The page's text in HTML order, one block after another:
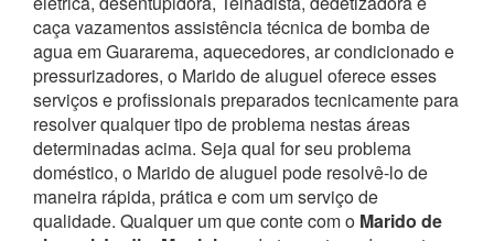
caça vazamentos assistência técnica de bomba de
agua em Guararema, aquecedores, ar condicionado e
pressurizadores, o Marido de aluguel oferece esses
serviços e profissionais preparados tecnicamente para
resolver qualquer tipo de problema nestas áreas
determinadas acima. Seja qual for seu problema
doméstico, o Marido de aluguel pode resolvê-lo de
maneira rápida, prática e com um serviço de
qualidade. Qualquer um que conte com o Marido de